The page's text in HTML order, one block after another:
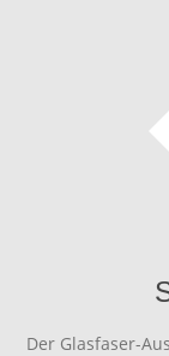
Der Glasfaser-